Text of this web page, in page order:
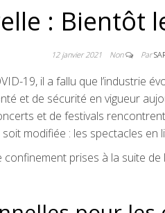
: Bientôt
12 janvier 2021 Non Par
19, il a fallu que l’industrie
et de sécurité en vigueur
et de festivals
modifiée : les spectacles en
confinement prises à la suite